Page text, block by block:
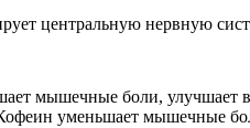
центральную нервную
мышечные боли, улучшает
уменьшает мышечные